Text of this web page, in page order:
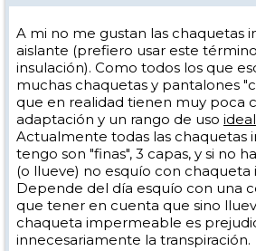
A mi no me gustan las chaquetas
aislante (prefiero usar este
insulación). Como todos los que
muchas chaquetas y pantalones
que en realidad tienen muy poca
adaptación y un rango de uso ideal
Actualmente todas las chaquetas
tengo son "finas", 3 capas, y si no
(o llueve) no esquío con
Depende del día esquío con una
que tener en cuenta que sino
chaqueta impermeable es
innecesariamente la transpiración.